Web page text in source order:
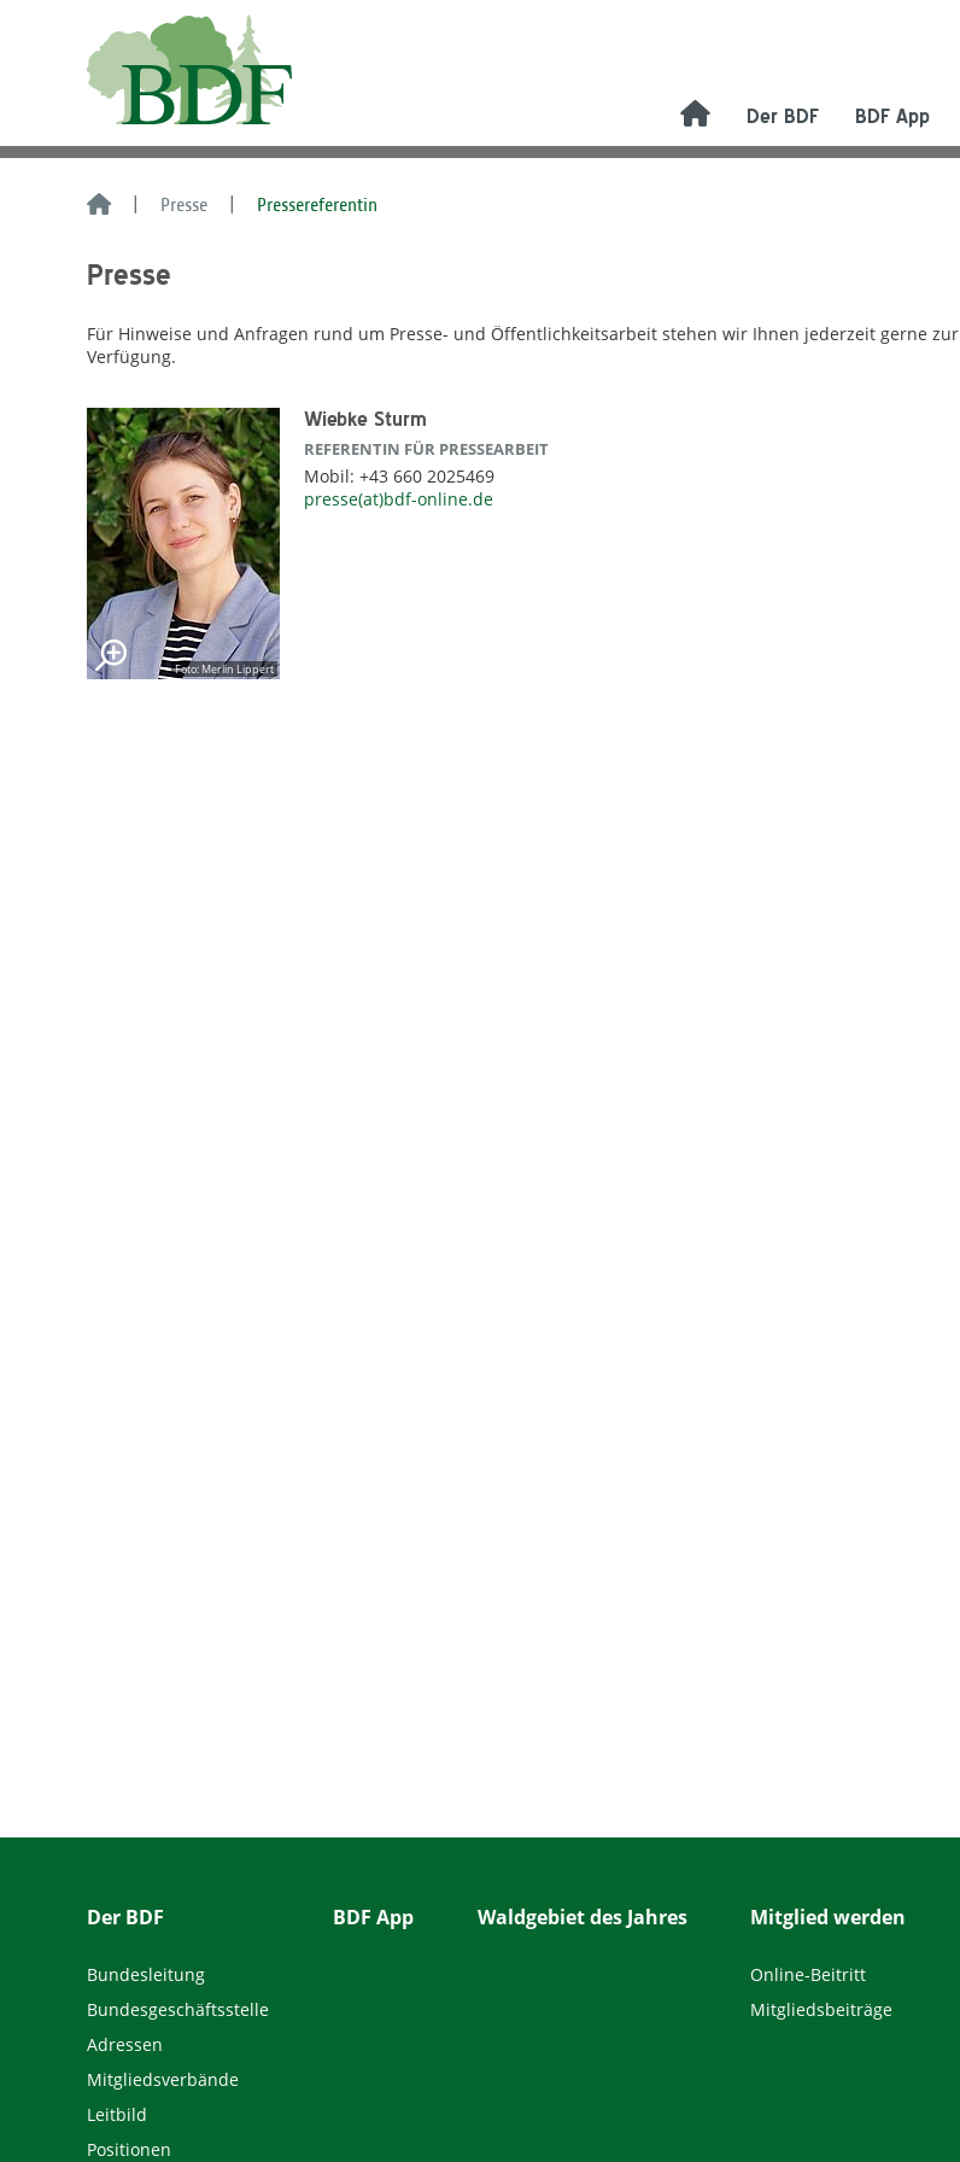
Der BDF BDF App
Presse Pressereferentin
Presse
Für Hinweise und Anfragen rund um Presse- und Öffentlichkeitsarbeit stehen wir Ihnen jederzeit gerne zur
Verfügung.
Foto: Merlin Lippert
Wiebke Sturm
REFERENTIN FÜR PRESSEARBEIT
Mobil: +43 660 2025469
presse(at)bdf-online.de
Der BDF
Bundesleitung
Bundesgeschäftsstelle
Adressen
Mitgliedsverbände
Leitbild
Positionen
BDF App Waldgebiet des Jahres Mitglied werden
Online-Beitritt
Mitgliedsbeiträge